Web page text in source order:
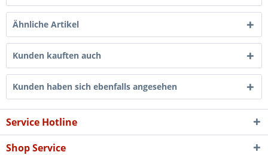
Ähnliche Artikel
Kunden kauften auch
Kunden haben sich ebenfalls angesehen
Service Hotline
Shop Service